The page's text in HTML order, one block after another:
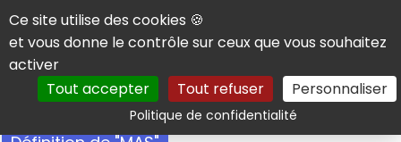
Panneau de gestion des cookies
Ce site utilise des cookies 🍪
et vous donne le contrôle sur ceux que vous souhaitez
activer
Tout accepter
Tout refuser Personnaliser
Politique de confidentialitéRechercher